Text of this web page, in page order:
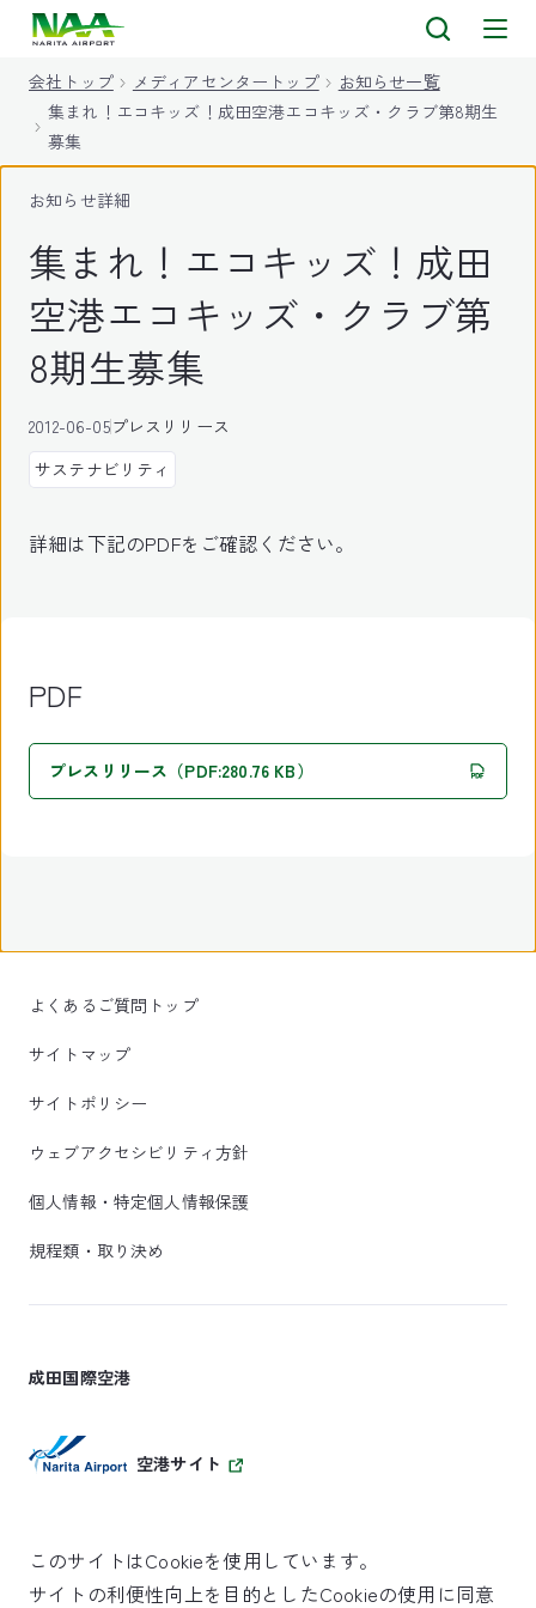
会社トップ メディアセンタートップ
お知らせ一覧
集まれ！エコキッズ！成田空港エコキッズ・クラブ第8期生
募集
お知らせ詳細
集まれ！エコキッズ！成田
空港エコキッズ・クラブ第
8期生募集
2012-06-05プレスリリース
サステナビリティ
詳細は下記のPDFをご確認ください。
PDF
プレスリリース（PDF:280.76 KB）
よくあるご質問トップ
サイトマップ
サイトポリシー
ウェブアクセシビリティ方針
個人情報・特定個人情報保護
規程類・取り決め
成田国際空港
空港サイト
このサイトはCookieを使用しています。
サイトの利便性向上を目的としたCookieの使用に同意